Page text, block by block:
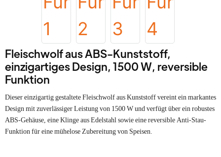
Fleischwolf aus ABS-Kunststoff,
einzigartiges Design, 1500 W, reversible
Funktion
Dieser einzigartig gestaltete Fleischwolf aus Kunststoff vereint ein markantes
Design mit zuverlässiger Leistung von 1500 W und verfügt über ein robustes
ABS-Gehäuse, eine Klinge aus Edelstahl sowie eine reversible Anti-Stau-
Funktion für eine mühelose Zubereitung von Speisen.